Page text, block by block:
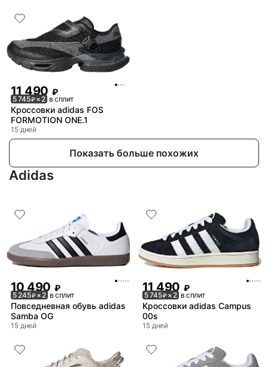
11 490 ₽
5 745₽× 2 в сплит
Кроссовки adidas FOS
FORMOTION ONE.1
15 дней
Показать больше похожих
Adidas
10 490 ₽
5 245₽× 2 в сплит
Повседневная обувь adidas
Samba OG
15 дней
11 490 ₽
5 745₽× 2 в сплит
Кроссовки adidas Campus
00s
15 дней